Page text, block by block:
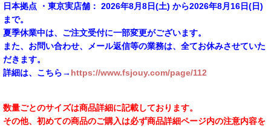
日本拠点 ・東京実店舗： 2026年8月8日(土) から2026年8月16日(日)
まで。
夏季休業中は、ご注文受付に一部変更がございます。
また、お問い合わせ、メール返信等の業務は、全てお休みさせていた
だきます。
詳細は、こちら→ https://www.fsjouy.com/page/112
数量ごとのサイズは商品詳細に記載しております。
その他、初めての商品のご購入は必ず商品詳細ページ内の注意内容を